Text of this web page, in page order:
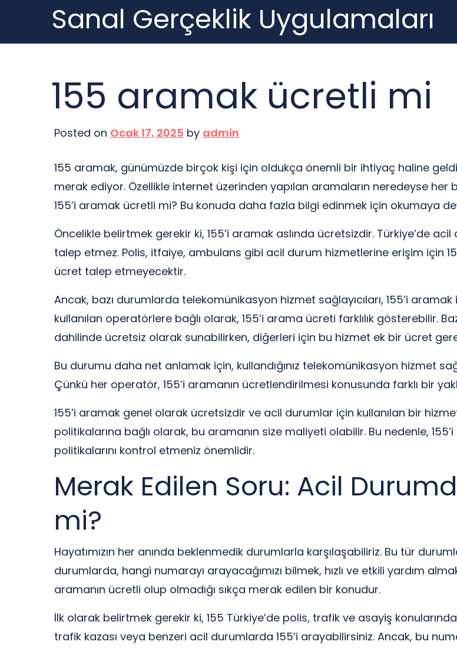
content
Sanal Gerçeklik Uygulamaları
155 aramak ücretli mi
Posted on Ocak 17, 2025 by admin
155 aramak, günümüzde birçok kişi için oldukça önemli bir ihtiyaç haline
merak ediyor. Özellikle internet üzerinden yapılan aramaların neredeyse
155’i aramak ücretli mi? Bu konuda daha fazla bilgi edinmek için okumaya
Öncelikle belirtmek gerekir ki, 155’i aramak aslında ücretsizdir. Türkiye’de
talep etmez. Polis, itfaiye, ambulans gibi acil durum hizmetlerine erişim için
ücret talep etmeyecektir.
Ancak, bazı durumlarda telekomünikasyon hizmet sağlayıcıları, 155’i
kullanılan operatörlere bağlı olarak, 155’i arama ücreti farklılık gösterebilir.
dahilinde ücretsiz olarak sunabilirken, diğerleri için bu hizmet ek bir ücret
Bu durumu daha net anlamak için, kullandığınız telekomünikasyon hizmet
Çünkü her operatör, 155’i aramanın ücretlendirilmesi konusunda farklı bir
155’i aramak genel olarak ücretsizdir ve acil durumlar için kullanılan bir
politikalarına bağlı olarak, bu aramanın size maliyeti olabilir. Bu nedenle,
politikalarını kontrol etmeniz önemlidir.
Merak Edilen Soru: Acil
mi?
Hayatımızın her anında beklenmedik durumlarla karşılaşabiliriz. Bu tür
durumlarda, hangi numarayı arayacağımızı bilmek, hızlı ve etkili yardım
aramanın ücretli olup olmadığı sıkça merak edilen bir konudur.
İlk olarak belirtmek gerekir ki, 155 Türkiye’de polis, trafik ve asayiş
trafik kazası veya benzeri acil durumlarda 155’i arayabilirsiniz. Ancak, bu